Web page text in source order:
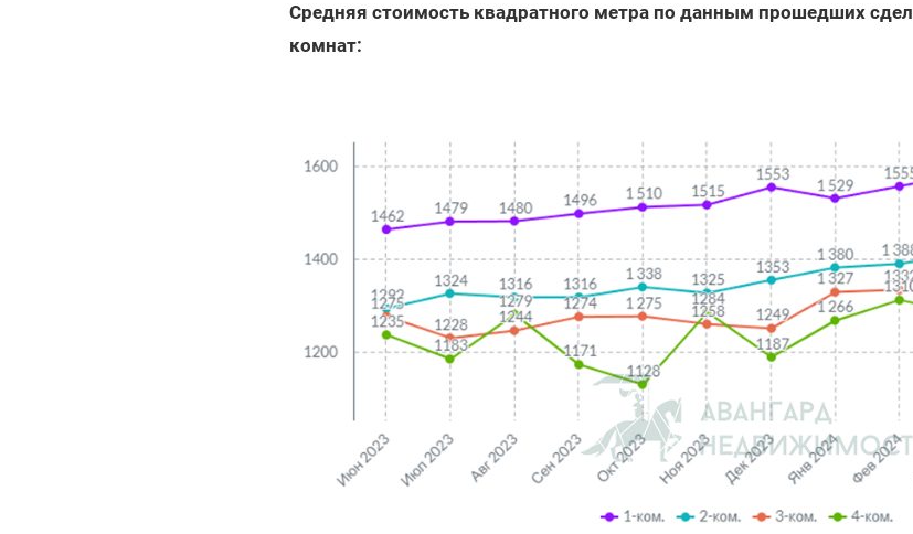
Средняя стоимость квадратного метра по данным прошедших
комнат: